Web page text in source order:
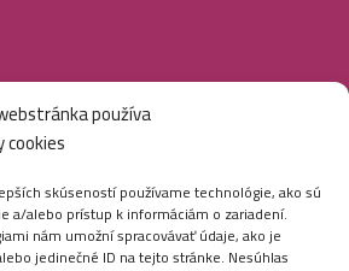
používa
cookies
skúseností používame technológie, ako sú
a/alebo prístup k informáciám o zariadení.
nám umožní spracovávať údaje, ako je
jedinečné ID na tejto stránke. Nesúhlas